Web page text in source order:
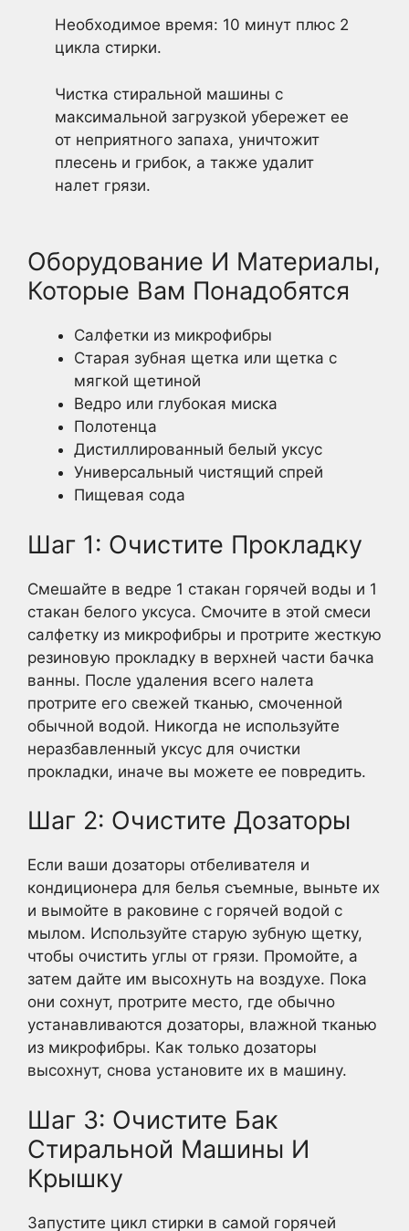
Необходимое время: 10 минут плюс 2
цикла стирки.
Чистка стиральной машины с
максимальной загрузкой убережет ее
от неприятного запаха, уничтожит
плесень и грибок, а также удалит
налет грязи.
Оборудование И Материалы,
Которые Вам Понадобятся
Салфетки из микрофибры
Старая зубная щетка или щетка с
мягкой щетиной
Ведро или глубокая миска
Полотенца
Дистиллированный белый уксус
Универсальный чистящий спрей
Пищевая сода
Шаг 1: Очистите Прокладку
Смешайте в ведре 1 стакан горячей воды и 1
стакан белого уксуса. Смочите в этой смеси
салфетку из микрофибры и протрите жесткую
резиновую прокладку в верхней части бачка
ванны. После удаления всего налета
протрите его свежей тканью, смоченной
обычной водой. Никогда не используйте
неразбавленный уксус для очистки
прокладки, иначе вы можете ее повредить.
Шаг 2: Очистите Дозаторы
Если ваши дозаторы отбеливателя и
кондиционера для белья съемные, выньте их
и вымойте в раковине с горячей водой с
мылом. Используйте старую зубную щетку,
чтобы очистить углы от грязи. Промойте, а
затем дайте им высохнуть на воздухе. Пока
они сохнут, протрите место, где обычно
устанавливаются дозаторы, влажной тканью
из микрофибры. Как только дозаторы
высохнут, снова установите их в машину.
Шаг 3: Очистите Бак
Стиральной Машины И
Крышку
Запустите цикл стирки в самой горячей